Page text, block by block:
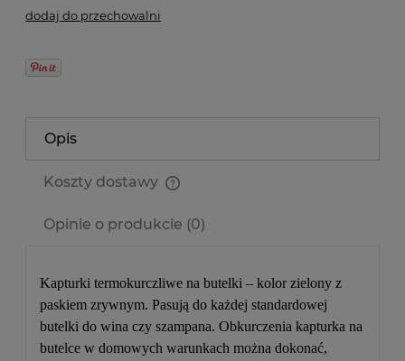
dodaj do przechowalni
Opis
Koszty dostawy
Opinie o produkcie (0)
Kapturki termokurczliwe na butelki – kolor zielony z
paskiem zrywnym. Pasują do każdej standardowej
butelki do wina czy szampana. Obkurczenia kapturka na
butelce w domowych warunkach można dokonać,